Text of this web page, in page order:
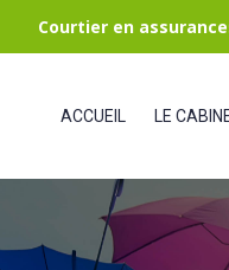
Courtier en
ACCUEIL LE